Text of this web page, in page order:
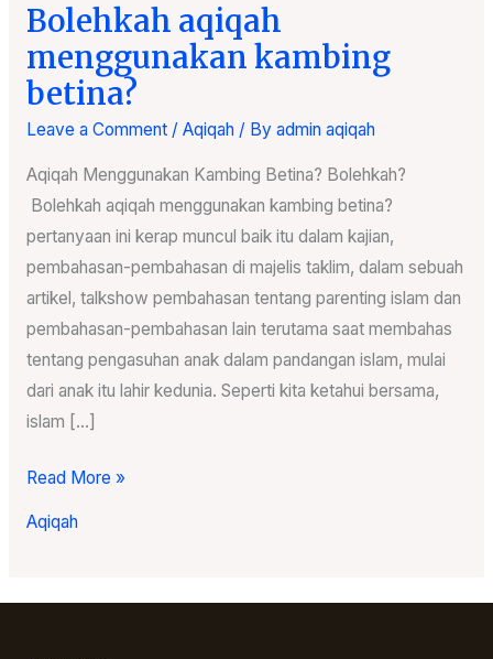
Bolehkah aqiqah
menggunakan kambing
betina?
Leave a Comment / Aqiqah/ By admin aqiqah
Aqiqah Menggunakan Kambing Betina? Bolehkah?
Bolehkah aqiqah menggunakan kambing betina?
pertanyaan ini kerap muncul baik itu dalam kajian,
pembahasan-pembahasan di majelis taklim, dalam sebuah
artikel, talkshow pembahasan tentang parenting islam dan
pembahasan-pembahasan lain terutama saat membahas
tentang pengasuhan anak dalam pandangan islam, mulai
dari anak itu lahir kedunia. Seperti kita ketahui bersama,
islam […]
Bolehkah
aqiqah
menggunakan
kambing
betina?
Read More »
Aqiqah